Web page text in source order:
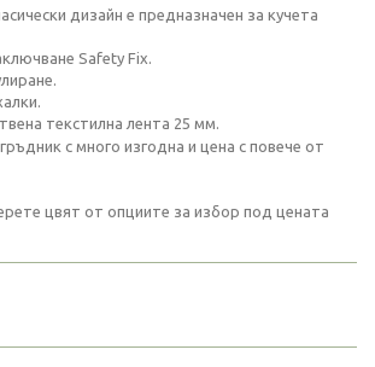
дизайн е предназначен за кучета
Safety Fix.
текстилна лента 25 мм.
с много изгодна и цена с повече от
цвят от опциите за избор под цената